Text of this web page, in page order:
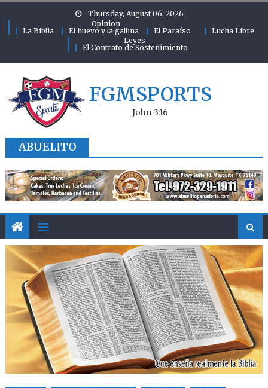
Thursday, August 06, 2026
Opinion
La Biblia
El huevo y la gallina El Paraíso
Lucha Libre
Leyes
El Contrato de Sostenimiento
FGMSPORTS
John 3:16
ABUELITO